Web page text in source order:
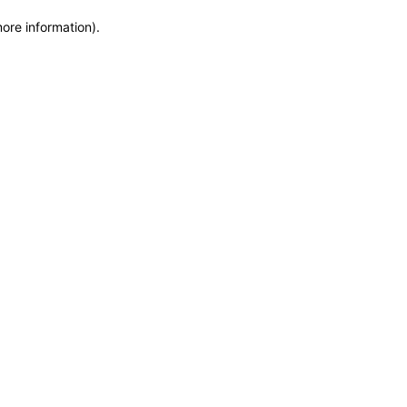
information).